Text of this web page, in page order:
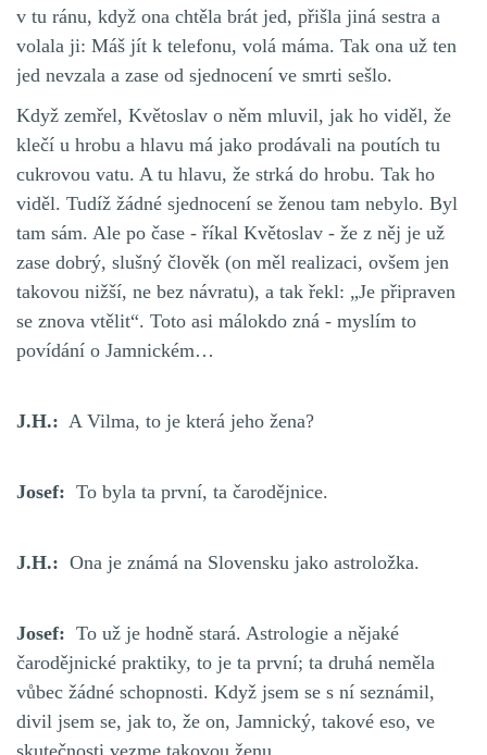
v tu ránu, když ona chtěla brát jed, přišla jiná sestra a
volala ji: Máš jít k telefonu, volá máma. Tak ona už ten
jed nevzala a zase od sjednocení ve smrti sešlo.
Když zemřel, Květoslav o něm mluvil, jak ho viděl, že
klečí u hrobu a hlavu má jako prodávali na poutích tu
cukrovou vatu. A tu hlavu, že strká do hrobu. Tak ho
viděl. Tudíž žádné sjednocení se ženou tam nebylo. Byl
tam sám. Ale po čase - říkal Květoslav - že z něj je už
zase dobrý, slušný člověk (on měl realizaci, ovšem jen
takovou nižší, ne bez návratu), a tak řekl: „Je připraven
se znova vtělit“. Toto asi málokdo zná - myslím to
povídání o Jamnickém…
J.H.: A Vilma, to je která jeho žena?
Josef: To byla ta první, ta čarodějnice.
J.H.: Ona je známá na Slovensku jako astroložka.
Josef: To už je hodně stará. Astrologie a nějaké
čarodějnické praktiky, to je ta první; ta druhá neměla
vůbec žádné schopnosti. Když jsem se s ní seznámil,
divil jsem se, jak to, že on, Jamnický, takové eso, ve